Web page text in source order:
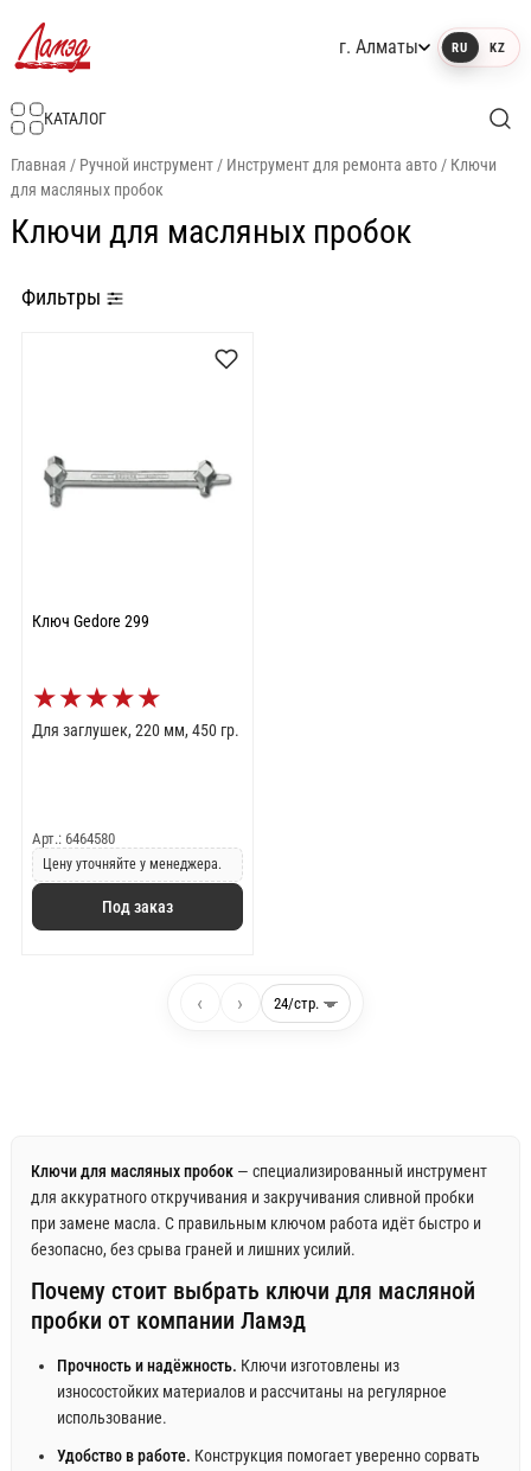
г. Алматы RU KZ
КАТАЛОГ
Главная / Ручной инструмент/ Инструмент для ремонта авто/ Ключи
для масляных пробок
Ключи для масляных пробок
Фильтры
Ключ Gedore 299
★★★★★
Для заглушек, 220 мм, 450 гр.
Арт.: 6464580
Цену уточняйте у менеджера.
Под заказ
‹ ›
Ключи для масляных пробок— специализированный инструмент
для аккуратного откручивания и закручивания сливной пробки
при замене масла. С правильным ключом работа идёт быстро и
безопасно, без срыва граней и лишних усилий.
Почему стоит выбрать ключи для масляной
пробки от компании Ламэд
Прочность и надёжность. Ключи изготовлены из
износостойких материалов и рассчитаны на регулярное
использование.
Удобство в работе. Конструкция помогает уверенно сорвать